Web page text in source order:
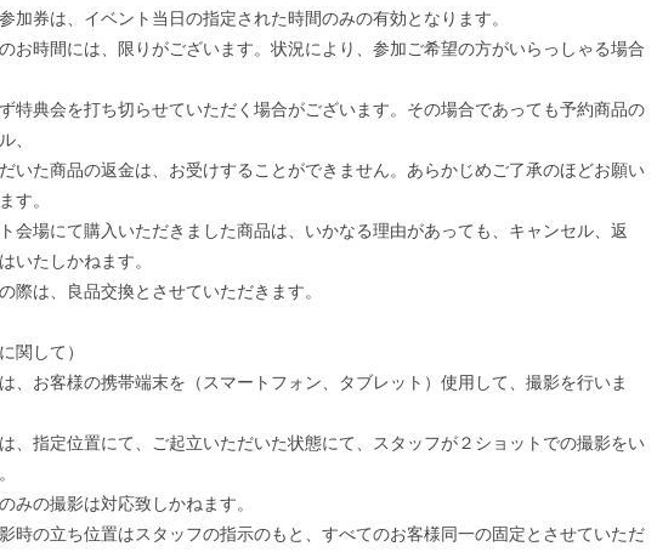
加券は、イベント当日の指定された時間のみの有効となります。
のお時間には、限りがございます。状況により、参加ご希望の方がいらっしゃる場合
特典会を打ち切らせていただく場合がございます。その場合であっても予約商品の
、
いた商品の返金は、お受けすることができません。あらかじめご了承のほどお願い
す。
ト会場にて購入いただきました商品は、いかなる理由があっても、キャンセル、返
いたしかねます。
際は、良品交換とさせていただきます。
関して）
は、お客様の携帯端末を（スマートフォン、タブレット）使用して、撮影を行いま
は、指定位置にて、ご起立いただいた状態にて、スタッフが２ショットでの撮影をい
みの撮影は対応致しかねます。
影時の立ち位置はスタッフの指示のもと、すべてのお客様同一の固定とさせていただ